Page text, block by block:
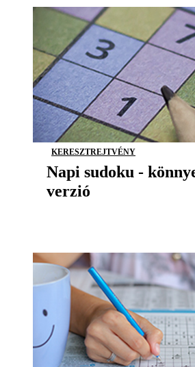
KERESZTREJTVÉNY
Napi sudoku -
verzió